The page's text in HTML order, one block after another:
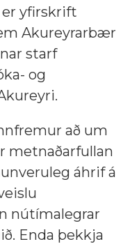
er yfirskrift
Akureyrarbær
starf
og
að um
metnaðarfullan
áhrif á
nútímalegrar
Enda þekkja